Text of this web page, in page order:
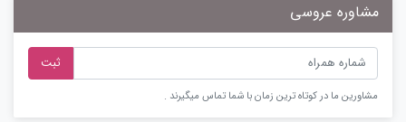
مشاوره عروسی
ثبت
مشاورین ما در کوتاه ترین زمان با شما تماس میگیرند .